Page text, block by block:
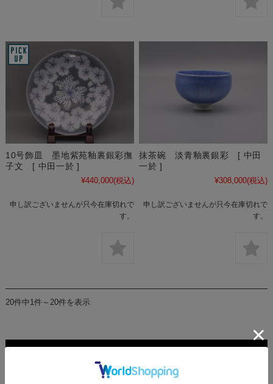
10号飾皿 墨地紫苑釉裏銀彩撫
子文 [ 中田一於 ]
¥440,000(税込)
申し訳ございませんが只今在庫切れで
す。
抹茶碗 淡青釉裏銀彩 [ 中田
一於 ]
¥308,000(税込)
申し訳ございませんが只今在庫切れで
す。
20件中1件～20件を表示